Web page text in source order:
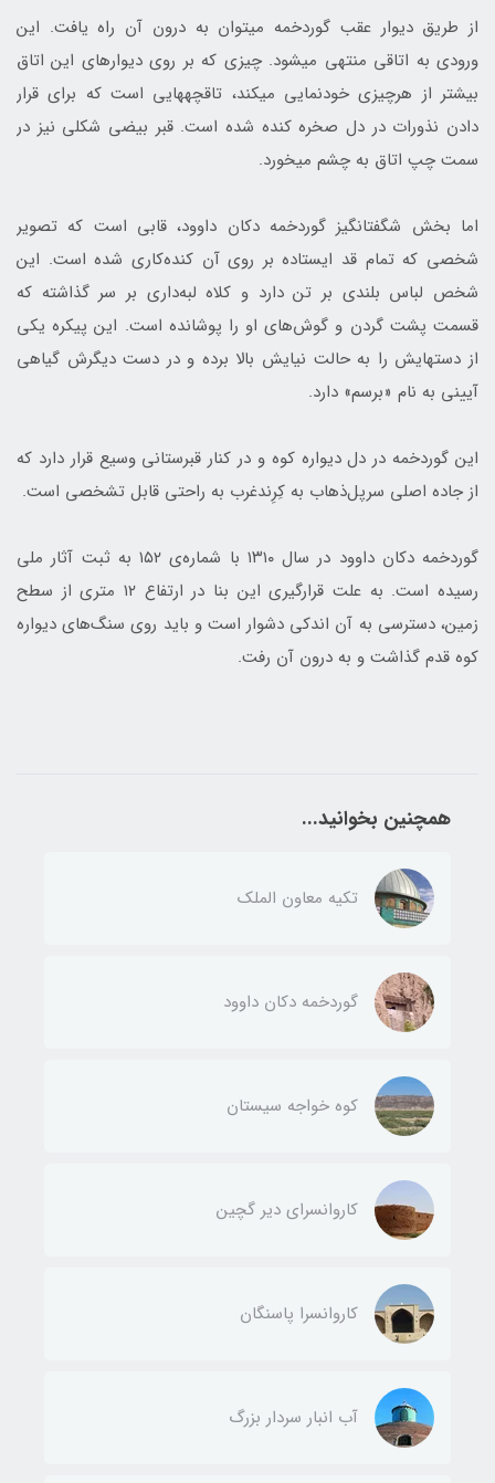
از طریق دیوار عقب گوردخمه می‎توان به درون آن راه یافت. این
ورودی به اتاقی منتهی می‎شود. چیزی که بر روی دیوارهای این اتاق
بیشتر از هرچیزی خودنمایی می‎کند، تاقچه‎هایی است که برای قرار
دادن نذورات در دل صخره کنده شده است. قبر بیضی شکلی نیز در
سمت چپ اتاق به چشم می‎خورد.
اما بخش شگفت‎انگیز گوردخمه دکان داوود، قابی است که تصویر
شخصی که تمام قد ایستاده بر روی آن کنده‌کاری شده است. این
شخص لباس بلندی بر تن دارد و کلاه لبه‌داری بر سر گذاشته که
قسمت پشت گردن و گوش‌های او را پوشانده است. این پیکره یکی
از دست‎هایش را به حالت نیایش بالا برده و در دست دیگرش گیاهی
آیینی به نام «برسم» دارد.
این گوردخمه در دل دیواره کوه و در کنار قبرستانی وسیع قرار دارد که
از جاده اصلی سرپل‌ذهاب به کِرِندغرب به راحتی قابل تشخصی است.
گوردخمه دکان داوود در سال ۱۳۱۰ با شماره‌ی ۱۵۲ به ثبت آثار ملی
رسیده است. به علت قرارگیری این بنا در ارتفاع ۱۲ متری از سطح
زمین، دسترسی به آن اندکی دشوار است و باید روی سنگ‌های دیواره
کوه قدم گذاشت و به درون آن رفت.
همچنین بخوانید...
تکیه معاون الملک
گوردخمه دکان داوود
کوه خواجه سیستان
کاروانسرای دیر گچین
کاروانسرا پاسنگان
آب انبار سردار بزرگ